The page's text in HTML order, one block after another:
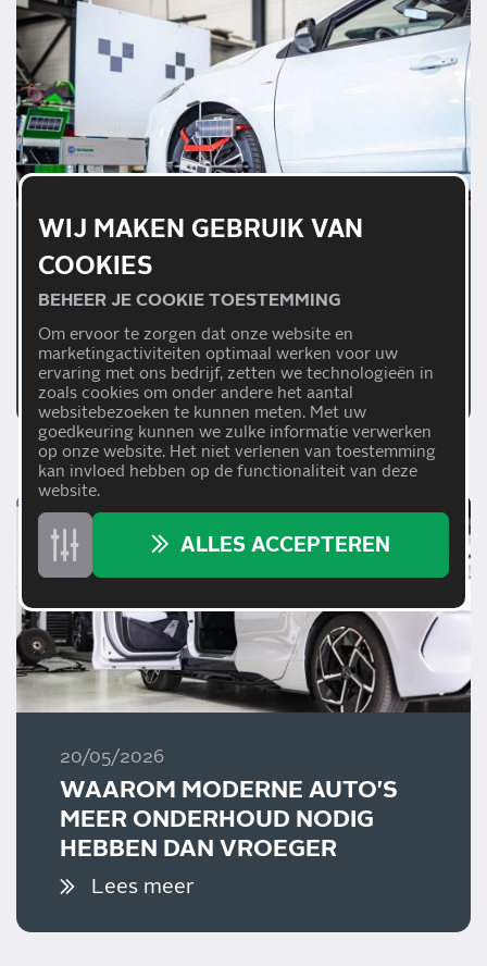
AFSTELLING VAN
RIJHULPSYSTEMEN
BELANGRIJK IS
Lees meer
20/05/2026
WAAROM MODERNE AUTO'S
MEER ONDERHOUD NODIG
HEBBEN DAN VROEGER
Lees meer
WIJ MAKEN GEBRUIK VAN
COOKIES
BEHEER JE COOKIE TOESTEMMING
Om ervoor te zorgen dat onze website en
marketingactiviteiten optimaal werken voor uw
ervaring met ons bedrijf, zetten we technologieën in
zoals cookies om onder andere het aantal
websitebezoeken te kunnen meten. Met uw
goedkeuring kunnen we zulke informatie verwerken
op onze website. Het niet verlenen van toestemming
kan invloed hebben op de functionaliteit van deze
website.
ALLES ACCEPTEREN